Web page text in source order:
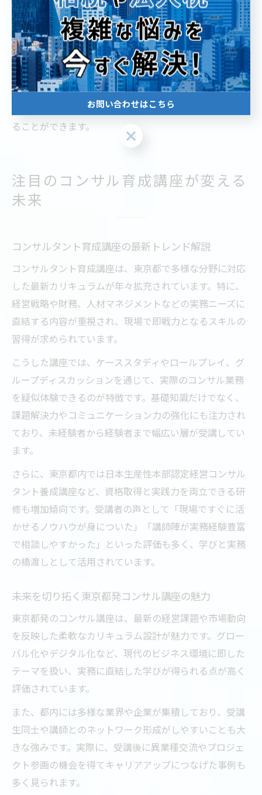
な助けとなります。
さらに、失敗や成功事例の共有、先輩コンサルタントと
の交流を通じて業界のリアルな情報を得ることも大切で
す。初心者には基本から丁寧に学べる講座、経験者には
専門性を深める研修がおすすめです。自身の成長段階に
応じた学び方を選ぶことで、着実にキャリアアップを図
ることができます。
注目のコンサル育成講座が変える
未来
コンサルタント育成講座の最新トレンド解説
コンサルタント育成講座は、東京都で多様な分野に対応
した最新カリキュラムが年々拡充されています。特に、
経営戦略や財務、人材マネジメントなどの実務ニーズに
直結する内容が重視され、現場で即戦力となるスキルの
習得が求められています。
こうした講座では、ケーススタディやロールプレイ、グ
ループディスカッションを通じて、実際のコンサル業務
を疑似体験できるのが特徴です。基礎知識だけでなく、
課題解決力やコミュニケーション力の強化にも注力され
ており、未経験者から経験者まで幅広い層が受講してい
ます。
さらに、東京都内では日本生産性本部認定経営コンサル
タント養成講座など、資格取得と実践力を両立できる研
修も増加傾向です。受講者の声として「現場ですぐに活
かせるノウハウが身についた」「講師陣が実務経験豊富
で相談しやすかった」といった評価も多く、学びと実務
の橋渡しとして活用されています。
未来を切り拓く東京都発コンサル講座の魅力
東京都発のコンサル講座は、最新の経営課題や市場動向
を反映した柔軟なカリキュラム設計が魅力です。グロー
バル化やデジタル化など、現代のビジネス環境に即した
テーマを扱い、実務に直結した学びが得られる点が高く
評価されています。
また、都内には多様な業界や企業が集積しており、受講
生同士や講師とのネットワーク形成がしやすいことも大
きな強みです。実際に、受講後に異業種交流やプロジェ
クト参画の機会を得てキャリアアップにつなげた事例も
多く見られます。
お問い合わせはこちら
お問い合わせはこちら